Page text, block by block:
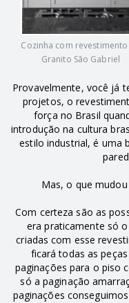
Cozinha com revestimento
Granito São Gabriel
Provavelmente, você já
projetos, o
força no Brasil
introdução na cultura
estilo industrial, é uma
Mas, o que
Com certeza são as
era praticamente só
criadas com esse
ficará todas as
paginações para o piso
só a paginação
paginações